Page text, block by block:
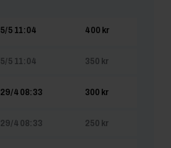
5/5 11:04 400 kr
5/5 11:04 350 kr
29/4 08:33 300 kr
29/4 08:33 250 kr